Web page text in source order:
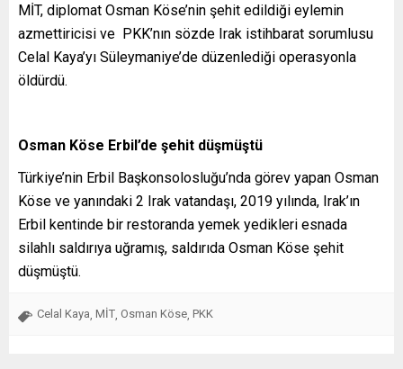
MİT, diplomat Osman Köse’nin şehit edildiği eylemin
azmettiricisi ve PKK’nın sözde Irak istihbarat sorumlusu
Celal Kaya’yı Süleymaniye’de düzenlediği operasyonla
öldürdü.
Osman Köse Erbil’de şehit düşmüştü
Türkiye’nin Erbil Başkonsolosluğu’nda görev yapan Osman
Köse ve yanındaki 2 Irak vatandaşı, 2019 yılında, Irak’ın
Erbil kentinde bir restoranda yemek yedikleri esnada
silahlı saldırıya uğramış, saldırıda Osman Köse şehit
düşmüştü.
Celal Kaya MİT Osman Köse PKK